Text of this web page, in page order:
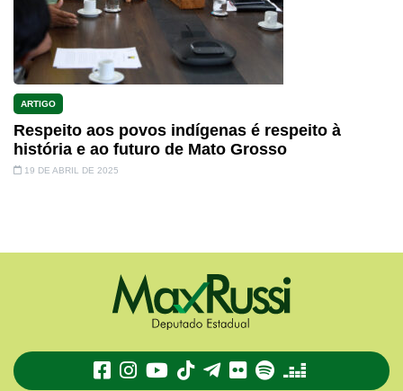
ARTIGO
Respeito aos povos indígenas é respeito à
história e ao futuro de Mato Grosso
19 DE ABRIL DE 2025
TikTokTelegram
FlickrSpotifyDeezer